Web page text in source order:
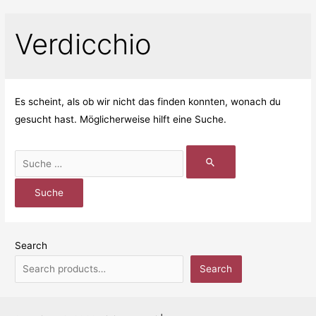
Verdicchio
Es scheint, als ob wir nicht das finden konnten, wonach du
gesucht hast. Möglicherweise hilft eine Suche.
Search
Search